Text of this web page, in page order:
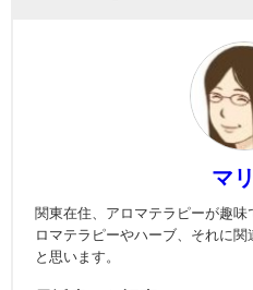
マ
関東在住、アロマテラピーが趣
ロマテラピーやハーブ、それに
と思います。